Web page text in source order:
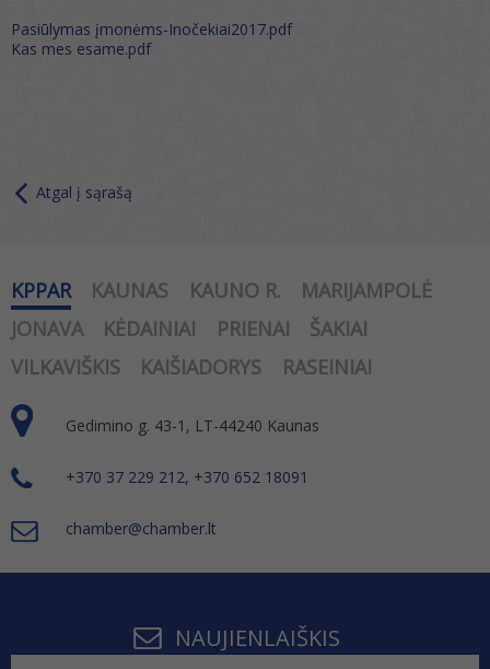
Pasiūlymas įmonėms-Inočekiai2017.pdf
Kas mes esame.pdf
Atgal į sąrašą
KPPAR KAUNAS KAUNO R.
MARIJAMPOLĖ
JONAVA
KĖDAINIAI PRIENAI
ŠAKIAI
VILKAVIŠKIS
KAIŠIADORYS RASEINIAI
Gedimino g. 43-1, LT-44240 Kaunas
+370 37 229 212, +370 652 18091
chamber@chamber.lt
NAUJIENLAIŠKIS